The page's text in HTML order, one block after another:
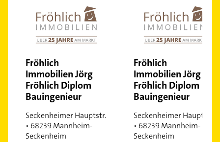
Fröhlich
Immobilien Jörg
Fröhlich Diplom
Bauingenieur
Seckenheimer Hauptstr.
• 68239 Mannheim-
Seckenheim
Fröhlich
Immobilien Jörg
Fröhlich Diplom
Bauingenieur
Seckenheimer Hauptstr.
• 68239 Mannheim-
Seckenheim